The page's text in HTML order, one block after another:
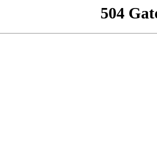
504